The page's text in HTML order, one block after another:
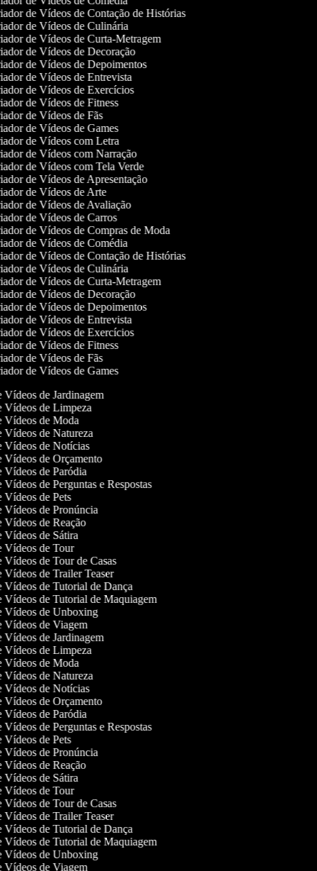
de Vídeos de Contação de Histórias
de Vídeos de Culinária
de Vídeos de Curta-Metragem
de Vídeos de Decoração
de Vídeos de Depoimentos
de Vídeos de Entrevista
de Vídeos de Exercícios
de Vídeos de Fitness
de Vídeos de Fãs
de Vídeos de Games
de Vídeos com Letra
de Vídeos com Narração
de Vídeos com Tela Verde
de Vídeos de Apresentação
de Vídeos de Arte
de Vídeos de Avaliação
de Vídeos de Carros
de Vídeos de Compras de Moda
de Vídeos de Comédia
de Vídeos de Contação de Histórias
de Vídeos de Culinária
de Vídeos de Curta-Metragem
de Vídeos de Decoração
de Vídeos de Depoimentos
de Vídeos de Entrevista
de Vídeos de Exercícios
de Vídeos de Fitness
de Vídeos de Fãs
de Vídeos de Games
Vídeos de Jardinagem
Vídeos de Limpeza
Vídeos de Moda
Vídeos de Natureza
Vídeos de Notícias
Vídeos de Orçamento
Vídeos de Paródia
Vídeos de Perguntas e Respostas
Vídeos de Pets
Vídeos de Pronúncia
Vídeos de Reação
Vídeos de Sátira
Vídeos de Tour
Vídeos de Tour de Casas
Vídeos de Trailer Teaser
Vídeos de Tutorial de Dança
Vídeos de Tutorial de Maquiagem
Vídeos de Unboxing
Vídeos de Viagem
Vídeos de Jardinagem
Vídeos de Limpeza
Vídeos de Moda
Vídeos de Natureza
Vídeos de Notícias
Vídeos de Orçamento
Vídeos de Paródia
Vídeos de Perguntas e Respostas
Vídeos de Pets
Vídeos de Pronúncia
Vídeos de Reação
Vídeos de Sátira
Vídeos de Tour
Vídeos de Tour de Casas
Vídeos de Trailer Teaser
Vídeos de Tutorial de Dança
Vídeos de Tutorial de Maquiagem
Vídeos de Unboxing
Vídeos de Viagem